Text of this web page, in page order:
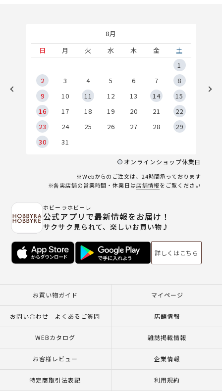
8月
日
月 火 水 木 金
土
1
2
3 4 5 6 7
8
9
10 11 12 13 14
15
16
17 18 19 20 21
22
23
24 25 26 27 28
29
30
31
オンラインショップ休業日
※Webからのご注文は、24時間承っております
※各実店舗の営業時間・休業日は店舗情報をご覧ください
ホビーラホビーレ
公式アプリで最新情報をお届け！
サクサク見られて、楽しいお買い物♪
詳しくはこちら
お買い物ガイド マイページ
お問い合わせ - よくあるご質問 店舗情報
WEBカタログ 雑誌掲載情報
お客様レビュー 企業情報
特定商取引法表記 利用規約